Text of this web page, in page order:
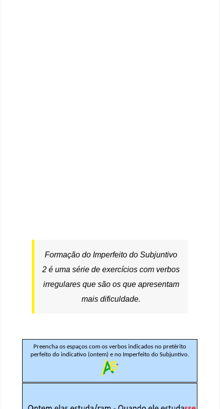
Formação do Imperfeito do Subjuntivo
2 é uma série de exercícios com verbos
irregulares que são os que apresentam
mais dificuldade.